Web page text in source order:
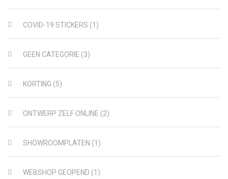
COVID-19 STICKERS (1)
GEEN CATEGORIE (3)
KORTING (5)
ONTWERP ZELF ONLINE (2)
SHOWROOMPLATEN (1)
WEBSHOP GEOPEND (1)